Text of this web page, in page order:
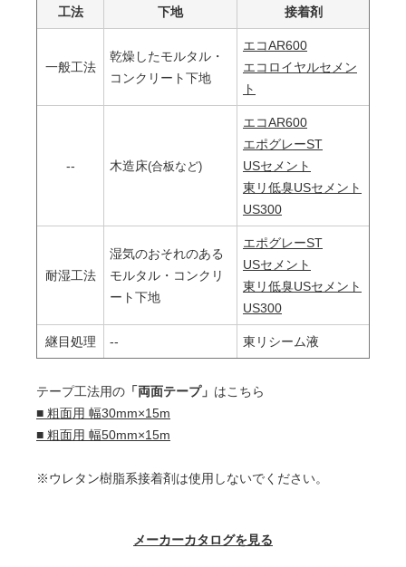
工法 下地 接着剤
一般工法
乾燥したモルタル・
コンクリート下地
エコAR600
エコロイヤルセメン
ト
-- 木造床(合板など)
エコAR600
エポグレーST
USセメント
東リ低臭USセメント
US300
耐湿工法
湿気のおそれのある
モルタル・コンクリ
ート下地
エポグレーST
USセメント
東リ低臭USセメント
US300
継目処理 -- 東リシーム液
テープ工法用の 「両面テープ」 はこちら
■ 粗面用 幅30mm×15m
■ 粗面用 幅50mm×15m
※ウレタン樹脂系接着剤は使用しないでください。
メーカーカタログを見る